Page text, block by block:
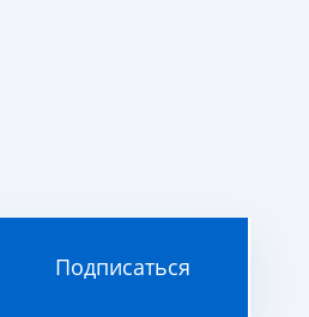
Подписаться